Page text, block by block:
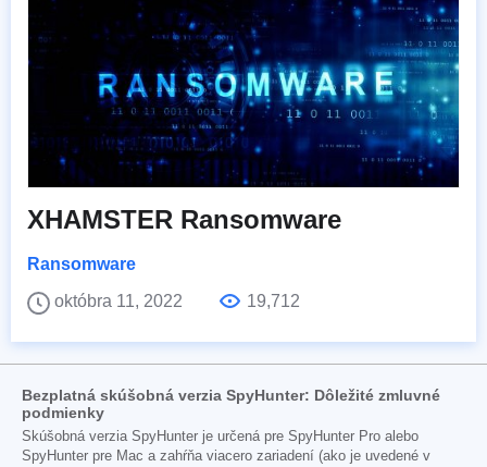
XHAMSTER Ransomware
Ransomware
októbra 11, 2022
19,712
Bezplatná skúšobná verzia SpyHunter: Dôležité zmluvné
podmienky
Skúšobná verzia SpyHunter je určená pre SpyHunter Pro alebo
SpyHunter pre Mac a zahŕňa viacero zariadení (ako je uvedené v